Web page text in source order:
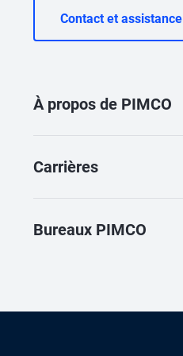
Contact et assistance
À propos de PIMCO
Carrières
Bureaux PIMCO